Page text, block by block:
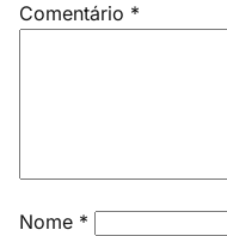
Comentário *
Nome *